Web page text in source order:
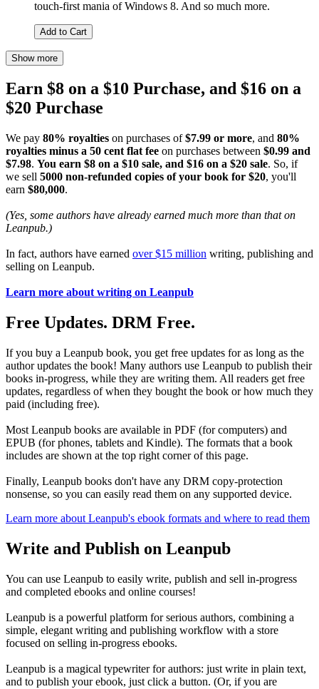
touch-first mania of Windows 8. And so much more.
Add to Cart
Show more
Earn $8 on a $10 Purchase, and $16 on a
$20 Purchase
We pay 80% royalties on purchases of$7.99 or more, and 80%
royalties minus a 50 cent flat fee on purchases between $0.99 and
$7.98. You earn $8 on a $10 sale, and $16 on a $20 sale. So, if
we sell 5000 non-refunded copies of your book for $20, you'll
earn $80,000.
(Yes, some authors have already earned much more than that on
Leanpub.)
In fact, authors have earned over $15 million writing, publishing and
selling on Leanpub.
Learn more about writing on Leanpub
Free Updates. DRM Free.
If you buy a Leanpub book, you get free updates for as long as the
author updates the book! Many authors use Leanpub to publish their
books in-progress, while they are writing them. All readers get free
updates, regardless of when they bought the book or how much they
paid (including free).
Most Leanpub books are available in PDF (for computers) and
EPUB (for phones, tablets and Kindle). The formats that a book
includes are shown at the top right corner of this page.
Finally, Leanpub books don't have any DRM copy-protection
nonsense, so you can easily read them on any supported device.
Learn more about Leanpub's ebook formats and where to read them
Write and Publish on Leanpub
You can use Leanpub to easily write, publish and sell in-progress
and completed ebooks and online courses!
Leanpub is a powerful platform for serious authors, combining a
simple, elegant writing and publishing workflow with a store
focused on selling in-progress ebooks.
Leanpub is a magical typewriter for authors: just write in plain text,
and to publish your ebook, just click a button. (Or, if you are